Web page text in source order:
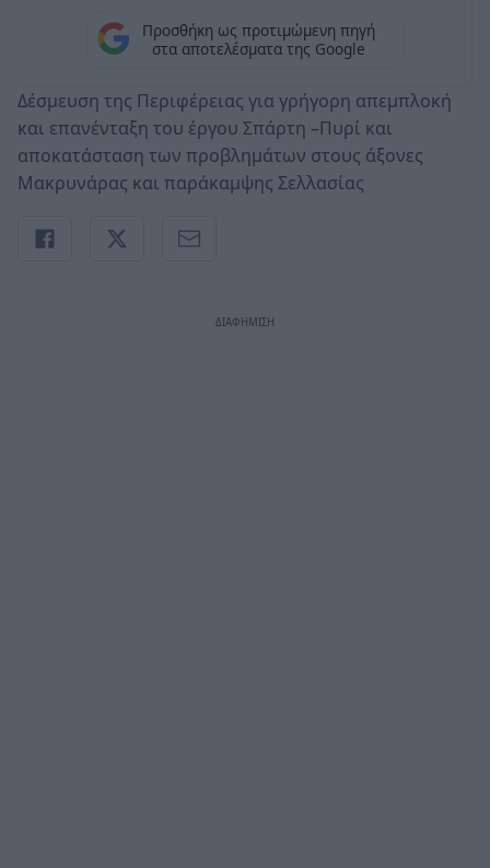
Προσθήκη ως προτιμώμενη πηγή
στα αποτελέσματα της Google
Δέσμευση της Περιφέρειας για γρήγορη απεμπλοκή
και επανένταξη του έργου Σπάρτη –Πυρί και
αποκατάσταση των προβλημάτων στους άξονες
Μακρυνάρας και παράκαμψης Σελλασίας